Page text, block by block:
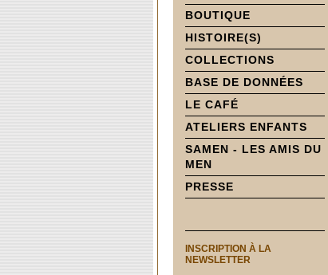
BOUTIQUE
HISTOIRE(S)
COLLECTIONS
BASE DE DONNÉES
LE CAFÉ
ATELIERS ENFANTS
SAMEN - LES AMIS DU
MEN
PRESSE
INSCRIPTION À LA
NEWSLETTER